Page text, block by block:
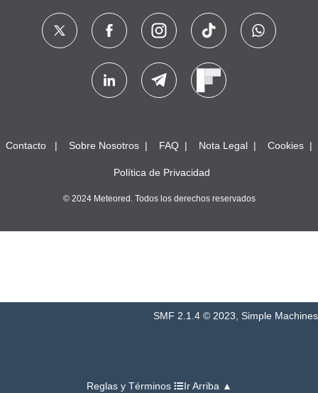
Contacto Sobre Nosotros FAQ Nota Legal Cookies
Política de Privacidad
© 2024 Meteored. Todos los derechos reservados
SMF 2.1.4 © 2023 Simple Machines
Reglas y Términos Ir Arriba ▲